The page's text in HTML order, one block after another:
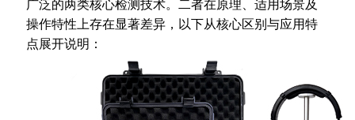
广泛的两类核心检测技术。二者在原理、适用场景及
操作特性上存在显著差异，以下从核心区别与应用特
点展开说明：